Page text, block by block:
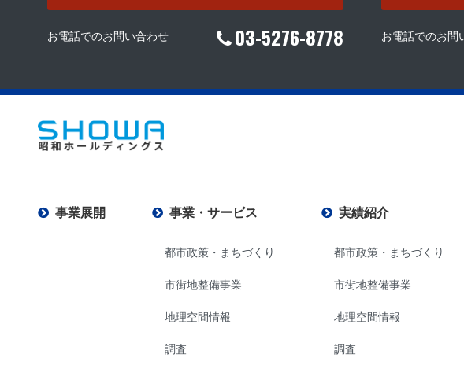
お電話でのお問い合わせ 03-5276-8778 お電話でのお問
事業展開 事業・サービス
都市政策・まちづくり
市街地整備事業
地理空間情報
調査
実績紹介
都市政策・まちづくり
市街地整備事業
地理空間情報
調査